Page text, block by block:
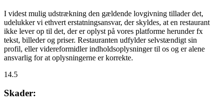
I videst mulig udstrækning den gældende lovgivning tillader det,
udelukker vi ethvert erstatningsansvar, der skyldes, at en restaurant
ikke lever op til det, der er oplyst på vores platforme herunder fx
tekst, billeder og priser. Restauranten udfylder selvstændigt sin
profil, eller videreformidler indholdsoplysninger til os og er alene
ansvarlig for at oplysningerne er korrekte.
14.5
Skader: